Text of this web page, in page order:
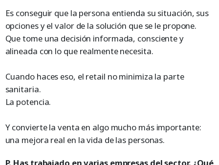
Es conseguir que la persona entienda su situación, sus
opciones y el valor de la solución que se le propone.
Que tome una decisión informada, consciente y
alineada con lo que realmente necesita.
Cuando haces eso, el retail no minimiza la parte
sanitaria.
La potencia.
Y convierte la venta en algo mucho más importante:
una mejora real en la vida de las personas.